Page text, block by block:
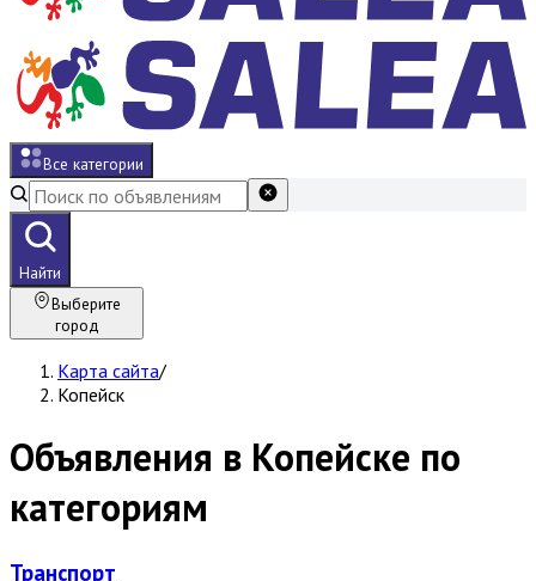
Все категории
Найти
Выберите
город
Карта сайта/
Копейск
Объявления в Копейске по
категориям
Транспорт